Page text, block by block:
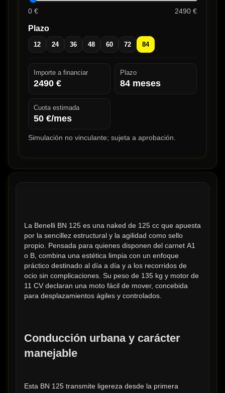
0 € 2490 €
Plazo
12 24 36 48 60 72 84
Importe a financiar
2490 €
Plazo
84 meses
Cuota estimada
50 €/mes
Simulación no vinculante; sujeta a aprobación.
La Benelli BN 125 es una naked de 125 cc que apuesta
por la sencillez estructural y la agilidad como sello
propio. Pensada para quienes disponen del carnet A1
o B, combina una estética limpia con un enfoque
práctico destinado al día a día y a los recorridos de
ocio sin complicaciones. Su peso de 135 kg y motor de
11 CV declaran una moto fácil de mover, concebida
para desplazamientos ágiles y controlados.
Conducción urbana y carácter
manejable
Esta BN 125 transmite ligereza desde la primera